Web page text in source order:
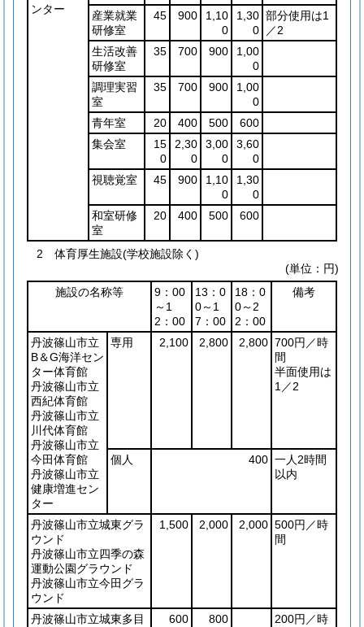
ンター
産業就業
研修室
45 900
1,10
0
1,30
0
部分使用は1
／2
生活改善
研修室
35 700 900
1,00
0
調理実習
室
35 700 900
1,00
0
青年室
20 400 500
600
集会室
15
0
2,30
0
3,00
0
3,60
0
視聴覚室
45 900
1,10
0
1,30
0
和室研修
室
20 400 500 600
2 体育厚生施設(学校施設除く)
(単位：円)
施設の名称等
9：00
～1
2：00
13：0
0～1
7：00
18：0
0～2
2：00
備考
丹波篠山市立
B＆G海洋セン
ター体育館
丹波篠山市立
西紀体育館
丹波篠山市立
川代体育館
丹波篠山市立
今田体育館
丹波篠山市立
健康増進セン
ター
専用 2,100 2,800 2,800 700円／時
間
半面使用は
1／2
個人 400 一人2時間
以内
丹波篠山市立城東グラ
ウンド
丹波篠山市立四季の森
運動公園グラウンド
丹波篠山市立今田グラ
ウンド
1,500 2,000 2,000 500円／時
間
丹波篠山市立城東多目
600 800
200円／時